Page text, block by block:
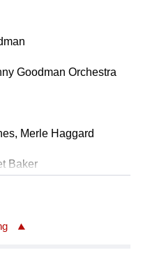
Goodman Orchestra
Merle Haggard
Baker
J. Hill (1859-1916)